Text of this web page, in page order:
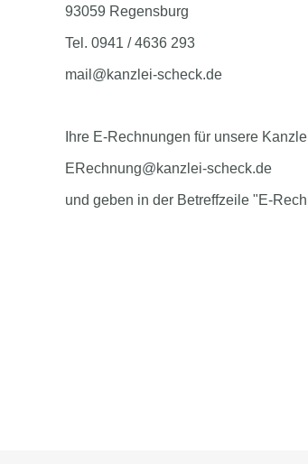
93059 Regensburg
Tel. 0941 / 4636 293
mail@kanzlei-scheck.de
Ihre E-Rechnungen für unsere
ERechnung@kanzlei-scheck.de
und geben in der Betreffzeile "E-